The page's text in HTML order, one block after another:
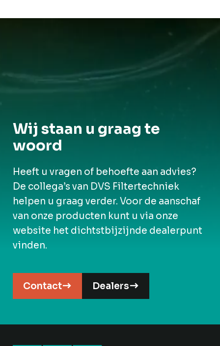
Wij staan u graag te
woord
Heeft u vragen of behoefte aan advies?
De collega’s van DVS Filtertechniek
helpen u graag verder. Voor de aanschaf
van onze producten kunt u via onze
website het dichtstbijzijnde dealerpunt
vinden.
Contact Dealers